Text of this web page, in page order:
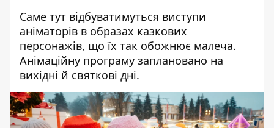
Саме тут відбуватимуться виступи
аніматорів в образах казкових
персонажів, що їх так обожнює малеча.
Анімаційну програму заплановано на
вихідні й святкові дні.